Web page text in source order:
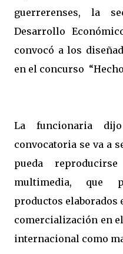
guerrerenses, la
Desarrollo
convocó a los
en el concurso
La funcionaria
convocatoria se va a
pueda
multimedia, que
productos elaborados
comercialización en
internacional como